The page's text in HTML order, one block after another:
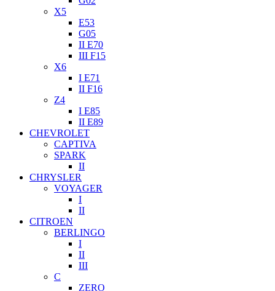
X5
E53
G05
II E70
III F15
X6
I E71
II F16
Z4
I E85
II E89
CHEVROLET
CAPTIVA
SPARK
II
CHRYSLER
VOYAGER
I
II
CITROEN
BERLINGO
I
II
III
C
ZERO